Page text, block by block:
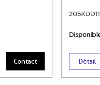
Contact
205KDD11
Détail